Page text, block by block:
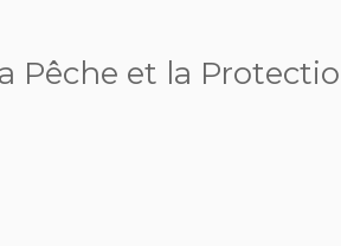
Pêche et la